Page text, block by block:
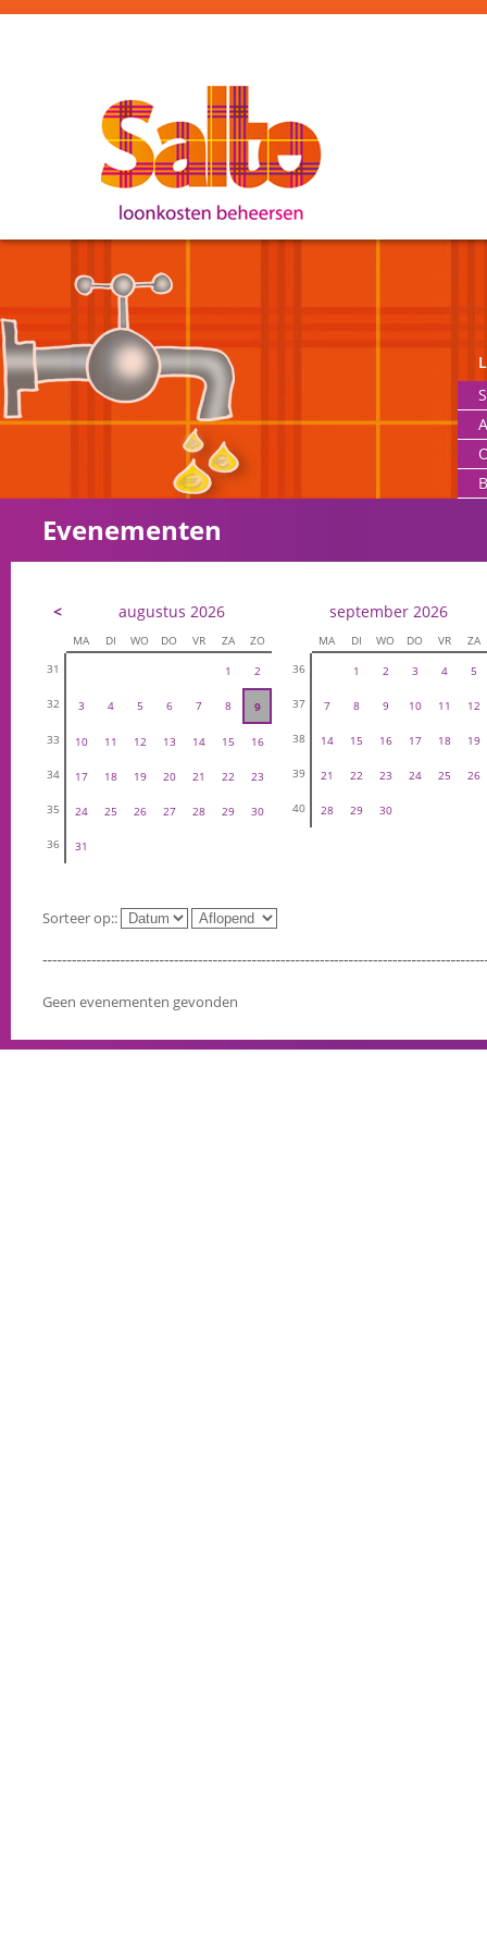
Evenementen
< augustus 2026
MA DI WO DO VR ZA
ZO
31
1 2
32 3 4 5 6 7 8 9
33 10 11 12 13 14 15 16
34 17 18 19 20 21 22 23
35 24 25 26 27 28 29 30
36 31
september 2026
MA DI WO DO VR
ZA
36
1 2 3 4 5
37 7 8 9 10 11 12
38 14 15 16 17 18 19
39 21 22 23 24 25 26
40 28 29 30
Sorteer op::
Geen evenementen gevonden